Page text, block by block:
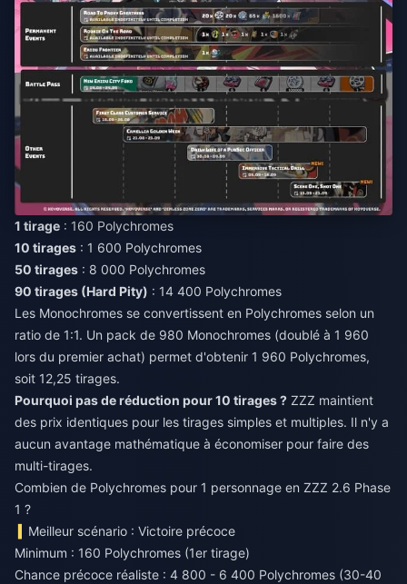
1 tirage
10 tirages
50 tirages
90 tirages (Hard Pity) : 14 400 Polychromes
Les Monochromes se convertissent en Polychromes selon un
ratio de 1:1. Un pack de 980 Monochromes (doublé à 1 960
lors du premier achat) permet d'obtenir 1 960 Polychromes,
soit 12,25 tirages.
Pourquoi pas de réduction pour 10 tirages ? ZZZ maintient
des prix identiques pour les tirages simples et multiples. Il n'y a
aucun avantage mathématique à économiser pour faire des
multi-tirages.
Combien de Polychromes pour 1 personnage en ZZZ 2.6 Phase
1 ?
Meilleur scénario : Victoire précoce
Minimum : 160 Polychromes (1er tirage)
Chance précoce réaliste : 4 800 - 6 400 Polychromes (30-40